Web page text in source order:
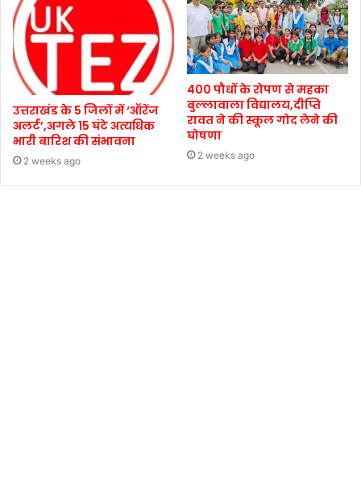
उत्तराखंड के 5 जिलों में ‘ऑरेंज
अलर्ट’,अगले 15 घंटे अत्यधिक
भारी बारिश की संभावना
2 weeks ago
400 पौधों के रोपण से महका
बुल्लावाला विद्यालय,दीप्ति
रावत ने की स्कूल गोद लेने की
घोषणा
2 weeks ago